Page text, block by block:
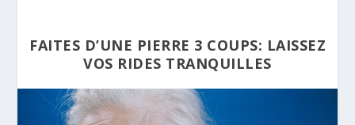
FAITES D’UNE PIERRE 3 COUPS: LAISSEZ
VOS RIDES TRANQUILLES